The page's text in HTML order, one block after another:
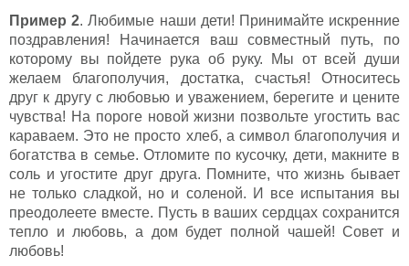
Пример 2. Любимые наши дети! Принимайте искренние
поздравления! Начинается ваш совместный путь, по
которому вы пойдете рука об руку. Мы от всей души
желаем благополучия, достатка, счастья! Относитесь
друг к другу с любовью и уважением, берегите и цените
чувства! На пороге новой жизни позвольте угостить вас
караваем. Это не просто хлеб, а символ благополучия и
богатства в семье. Отломите по кусочку, дети, макните в
соль и угостите друг друга. Помните, что жизнь бывает
не только сладкой, но и соленой. И все испытания вы
преодолеете вместе. Пусть в ваших сердцах сохранится
тепло и любовь, а дом будет полной чашей! Совет и
любовь!